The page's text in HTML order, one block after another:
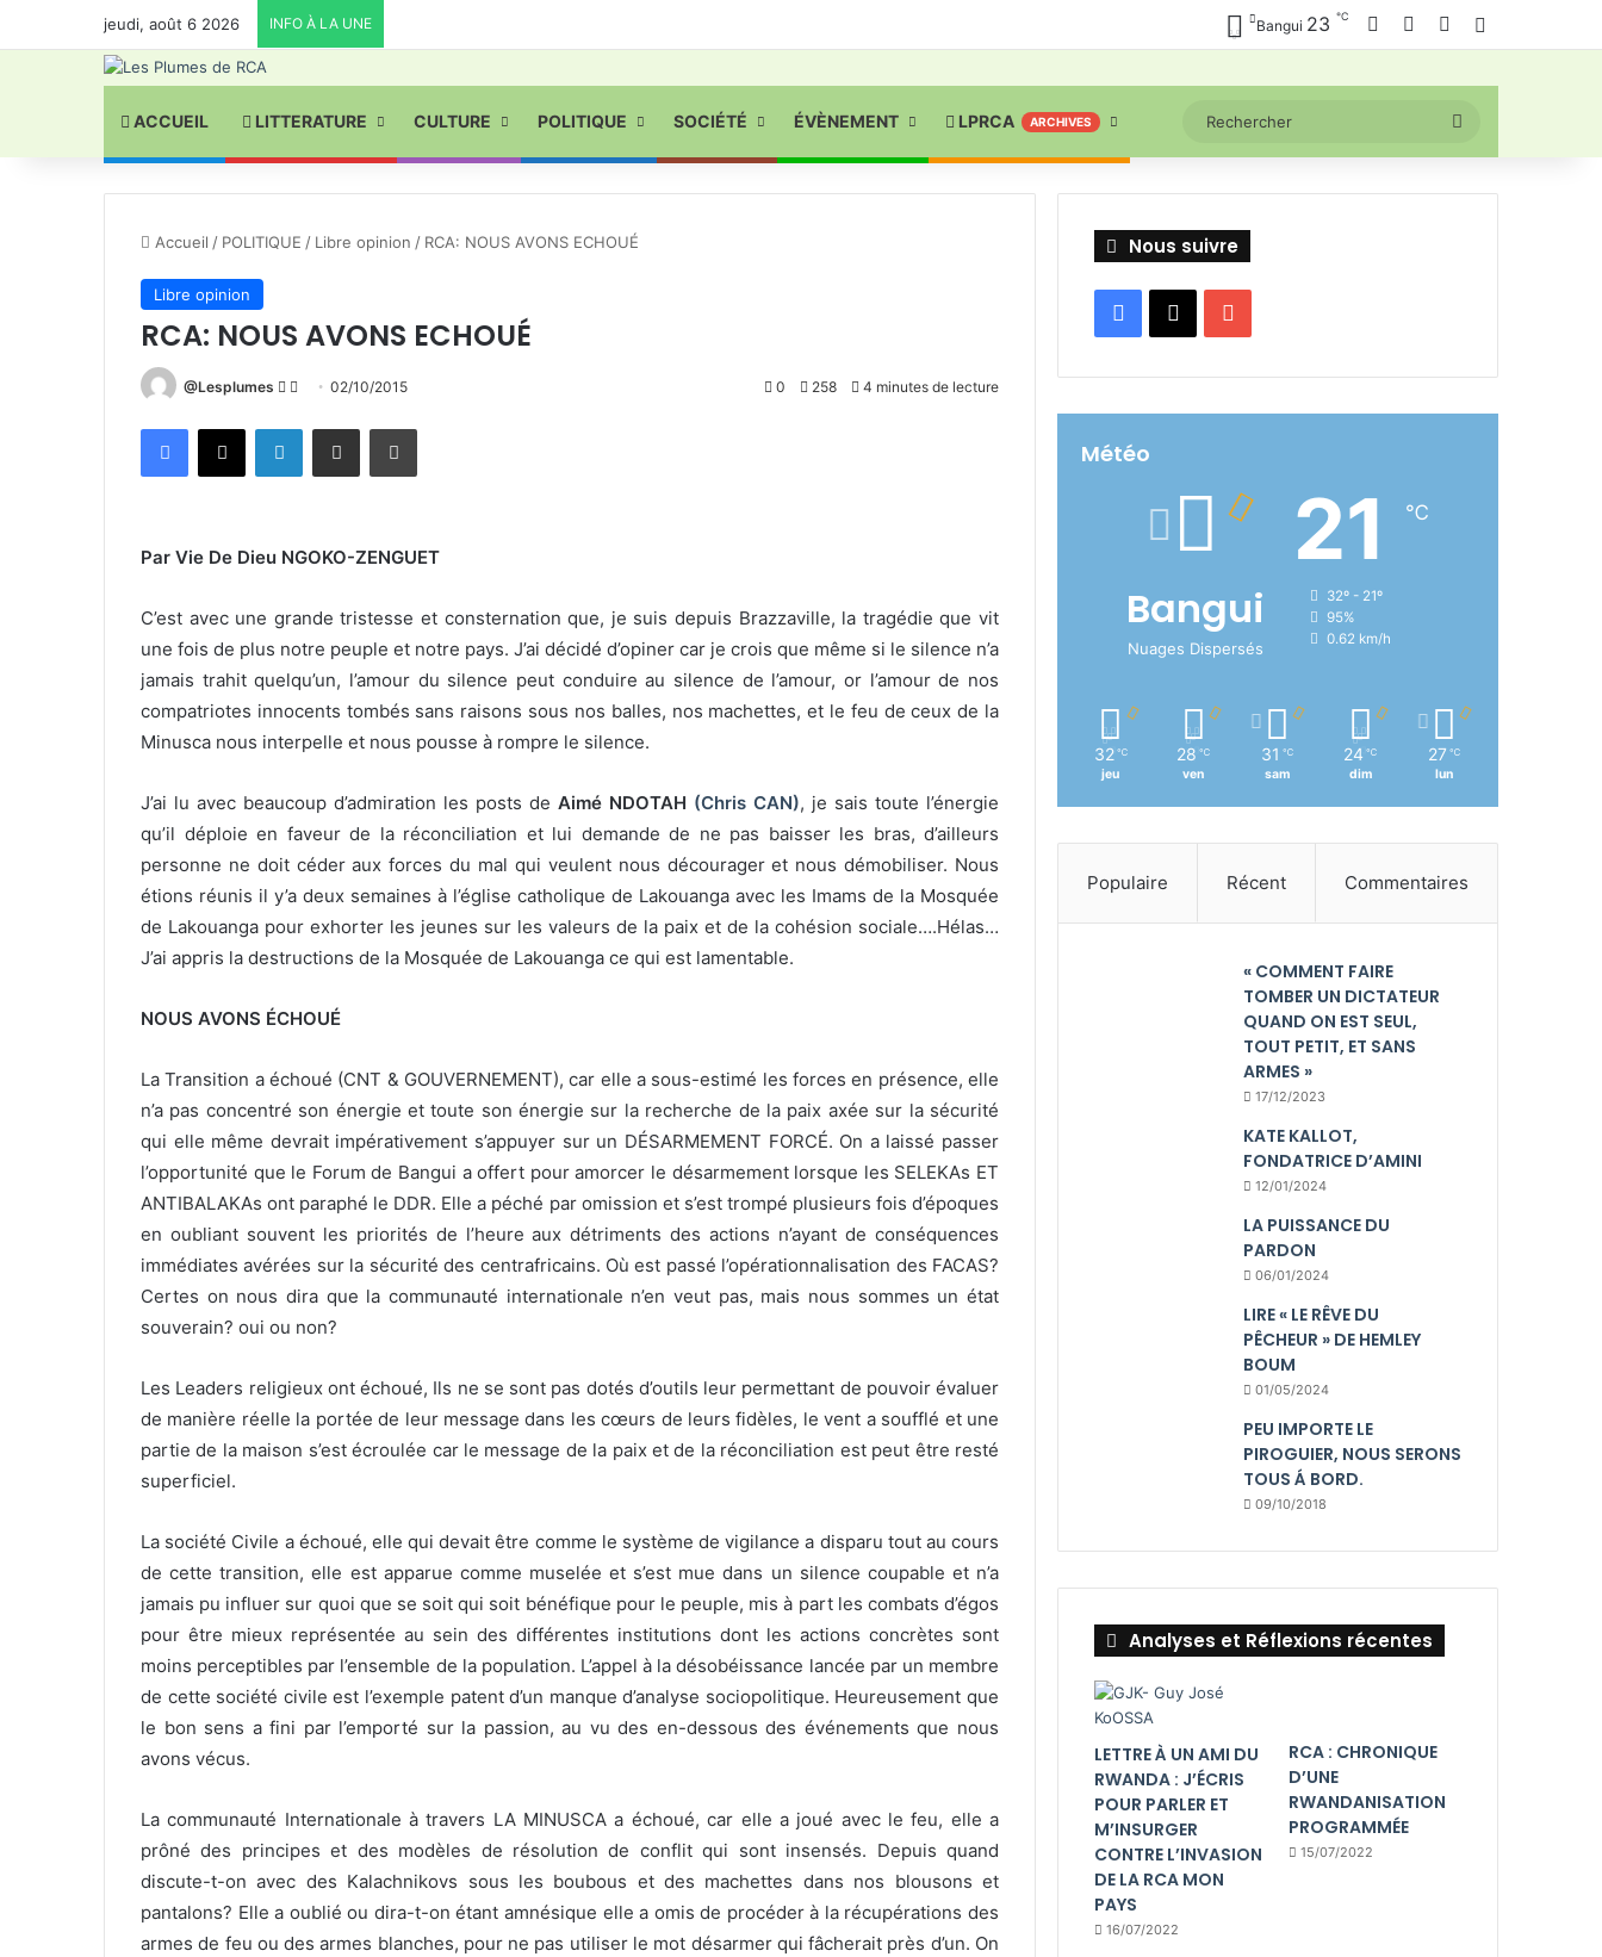
jeudi, août 6 2026 INFO À LA UNE Bangui 23 ℃ Facebook YouTube
ACCUEIL LITTERATURE CULTURE POLITIQUE SOCIÉTÉ ÉVÈNEMENT LPRCA ARCHIVES Rechercher
Accueil / POLITIQUE / Libre opinion / RCA: NOUS AVONS ECHOUÉ
Libre opinion
RCA: NOUS AVONS ECHOUÉ
@Lesplumes
Follow
Envoyer
courriel
02/10/2015 0 258 4 minutes de lecture
Facebook
X LinkedinPartager par email Imprimer
Par Vie De Dieu NGOKO-ZENGUET
C’est avec une grande tristesse et consternation que, je suis depuis Brazzaville, la tragédie que vit
une fois de plus notre peuple et notre pays. J’ai décidé d’opiner car je crois que même si le silence n’a
jamais trahit quelqu’un, l’amour du silence peut conduire au silence de l’amour, or l’amour de nos
compatriotes innocents tombés sans raisons sous nos balles, nos machettes, et le feu de ceux de la
Minusca nous interpelle et nous pousse à rompre le silence.
J’ai lu avec beaucoup d’admiration les posts de Aimé NDOTAH (Chris CAN), je sais toute l’énergie
qu’il déploie en faveur de la réconciliation et lui demande de ne pas baisser les bras, d’ailleurs
personne ne doit céder aux forces du mal qui veulent nous décourager et nous démobiliser. Nous
étions réunis il y’a deux semaines à l’église catholique de Lakouanga avec les Imams de la Mosquée
de Lakouanga pour exhorter les jeunes sur les valeurs de la paix et de la cohésion sociale….Hélas…
J’ai appris la destructions de la Mosquée de Lakouanga ce qui est lamentable.
NOUS AVONS ÉCHOUÉ
La Transition a échoué (CNT & GOUVERNEMENT), car elle a sous-estimé les forces en présence, elle
n’a pas concentré son énergie et toute son énergie sur la recherche de la paix axée sur la sécurité
qui elle même devrait impérativement s’appuyer sur un DÉSARMEMENT FORCÉ. On a laissé passer
l’opportunité que le Forum de Bangui a offert pour amorcer le désarmement lorsque les SELEKAs ET
ANTIBALAKAs ont paraphé le DDR. Elle a péché par omission et s’est trompé plusieurs fois d’époques
en oubliant souvent les priorités de l’heure aux détriments des actions n’ayant de conséquences
immédiates avérées sur la sécurité des centrafricains. Où est passé l’opérationnalisation des FACAS?
Certes on nous dira que la communauté internationale n’en veut pas, mais nous sommes un état
souverain? oui ou non?
Les Leaders religieux ont échoué, Ils ne se sont pas dotés d’outils leur permettant de pouvoir évaluer
de manière réelle la portée de leur message dans les cœurs de leurs fidèles, le vent a soufflé et une
partie de la maison s’est écroulée car le message de la paix et de la réconciliation est peut être resté
superficiel.
La société Civile a échoué, elle qui devait être comme le système de vigilance a disparu tout au cours
de cette transition, elle est apparue comme muselée et s’est mue dans un silence coupable et n’a
jamais pu influer sur quoi que se soit qui soit bénéfique pour le peuple, mis à part les combats d’égos
pour être mieux représentée au sein des différentes institutions dont les actions concrètes sont
moins perceptibles par l’ensemble de la population. L’appel à la désobéissance lancée par un membre
de cette société civile est l’exemple patent d’un manque d’analyse sociopolitique. Heureusement que
le bon sens a fini par l’emporté sur la passion, au vu des en-dessous des événements que nous
avons vécus.
La communauté Internationale à travers LA MINUSCA a échoué, car elle a joué avec le feu, elle a
prôné des principes et des modèles de résolution de conflit qui sont insensés. Depuis quand
discute-t-on avec des Kalachnikovs sous les boubous et des machettes dans nos blousons et
pantalons? Elle a oublié ou dira-t-on étant amnésique elle a omis de procéder à la récupérations des
armes de feu ou des armes blanches, pour ne pas utiliser le mot désarmer qui fâcherait près d’un. On
Nous suivre
Facebook
X
Météo
Bangui
Nuages Dispersés
21 ℃
32º - 21º
95%
0.62 km/h
32 ℃
jeu
28 ℃
ven
31 ℃
sam
24 ℃
dim
27 ℃
lun
Populaire Récent Commentaires
« COMMENT FAIRE
TOMBER UN DICTATEUR
QUAND ON EST SEUL,
TOUT PETIT, ET SANS
ARMES »
17/12/2023
KATE KALLOT,
FONDATRICE D’AMINI
12/01/2024
LA PUISSANCE DU
PARDON
06/01/2024
LIRE « LE RÊVE DU
PÊCHEUR » DE HEMLEY
BOUM
01/05/2024
PEU IMPORTE LE
PIROGUIER, NOUS SERONS
TOUS Á BORD.
09/10/2018
Analyses et Réflexions récentes
LETTRE À UN AMI DU
RWANDA : J’ÉCRIS
POUR PARLER ET
M’INSURGER
CONTRE L’INVASION
DE LA RCA MON
PAYS
16/07/2022
RCA : CHRONIQUE
D’UNE
RWANDANISATION
PROGRAMMÉE
15/07/2022